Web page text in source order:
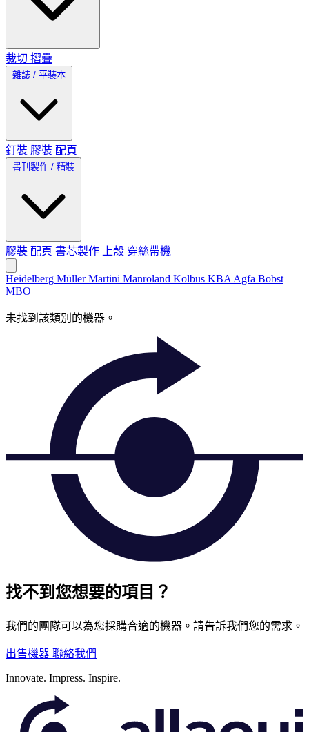
裁切 摺疊
雜誌 / 平裝本
釘裝 膠裝 配頁
書刊製作 / 精裝
膠裝 配頁 書芯製作 上殼 穿絲帶機
Heidelberg Müller Martini Manroland Kolbus KBA Agfa Bobst
MBO
未找到該類別的機器。
找不到您想要的項目？
我們的團隊可以為您採購合適的機器。請告訴我們您的需求。
出售機器 聯絡我們
Innovate. Impress. Inspire.